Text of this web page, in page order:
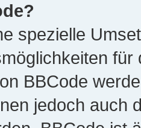
spezielle
BBCode
jedoch auch